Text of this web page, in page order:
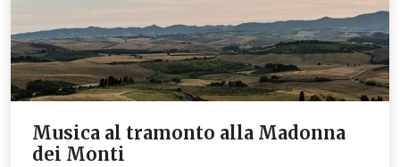
Musica al tramonto alla Madonna
dei Monti